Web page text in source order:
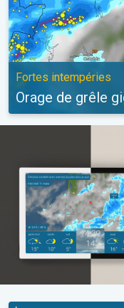
Fortes intempéries
Orage de grêle